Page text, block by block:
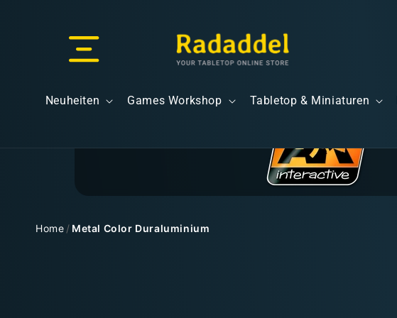
Neuheiten Games Workshop Tabletop & Miniaturen
Home / Metal Color Duraluminium